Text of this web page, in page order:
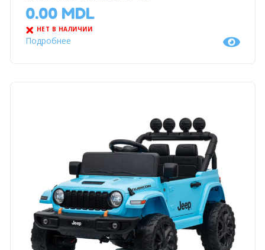
0.00 MDL
НЕТ В НАЛИЧИИ
Подробнее